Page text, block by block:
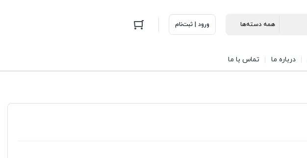
ورود | ثبت‌نام
درباره ما تماس با ما